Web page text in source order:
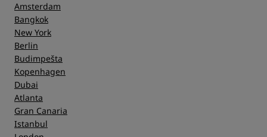
Amsterdam
Bangkok
New York
Berlin
Budimpešta
Kopenhagen
Dubai
Atlanta
Gran Canaria
Istanbul